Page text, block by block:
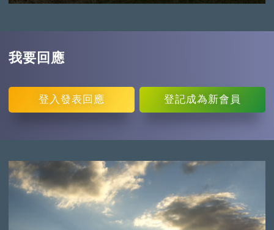
我要回應
登入 發表回應 登記成為新會員